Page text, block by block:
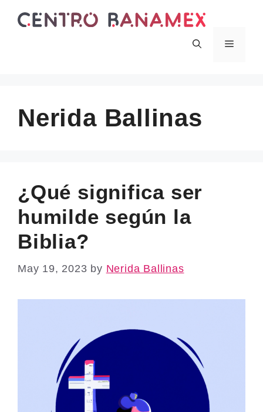
Menu
Nerida Ballinas
¿Qué significa ser
humilde según la
Biblia?
May 19, 2023 by Nerida Ballinas